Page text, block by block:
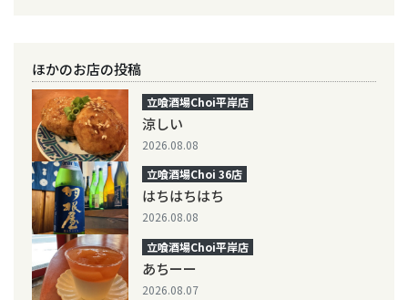
ほかのお店の投稿
立喰酒場Choi平岸店
涼しい
2026.08.08
立喰酒場Choi 36店
はちはちはち
2026.08.08
立喰酒場Choi平岸店
あちーー
2026.08.07